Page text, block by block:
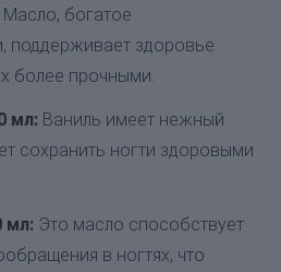
Масло, богатое
поддерживает здоровье
более прочными.
мл: Ваниль имеет нежный
сохранить ногти здоровыми
мл: Это масло способствует
в ногтях, что